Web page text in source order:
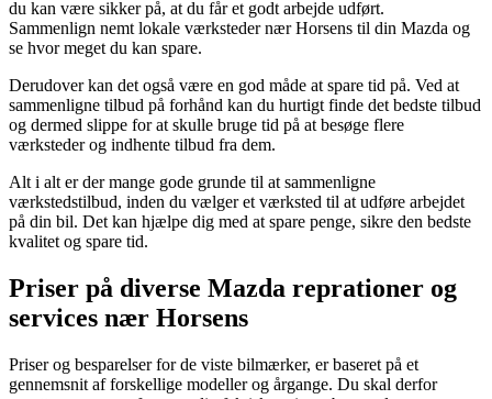
du kan være sikker på, at du får et godt arbejde udført.
Sammenlign nemt lokale værksteder nær Horsens til din Mazda og
se hvor meget du kan spare.
Derudover kan det også være en god måde at spare tid på. Ved at
sammenligne tilbud på forhånd kan du hurtigt finde det bedste tilbud
og dermed slippe for at skulle bruge tid på at besøge flere
værksteder og indhente tilbud fra dem.
Alt i alt er der mange gode grunde til at sammenligne
værkstedstilbud, inden du vælger et værksted til at udføre arbejdet
på din bil. Det kan hjælpe dig med at spare penge, sikre den bedste
kvalitet og spare tid.
Priser på diverse Mazda reprationer og
services nær Horsens
Priser og besparelser for de viste bilmærker, er baseret på et
gennemsnit af forskellige modeller og årgange. Du skal derfor